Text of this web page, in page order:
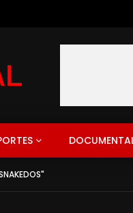
ESPECIAL “LA RAMA”